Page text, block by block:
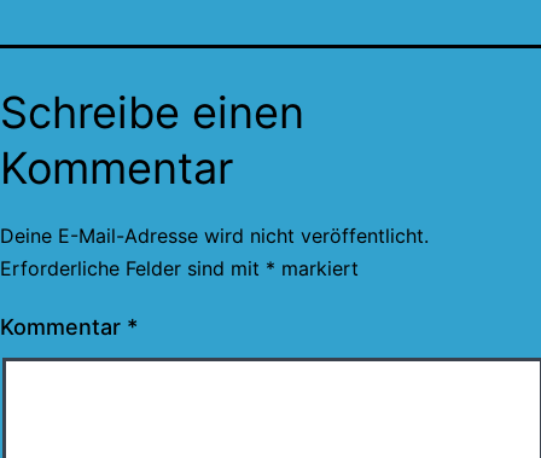
Schreibe einen
Kommentar
Deine E-Mail-Adresse wird nicht veröffentlicht.
Erforderliche Felder sind mit * markiert
Kommentar *